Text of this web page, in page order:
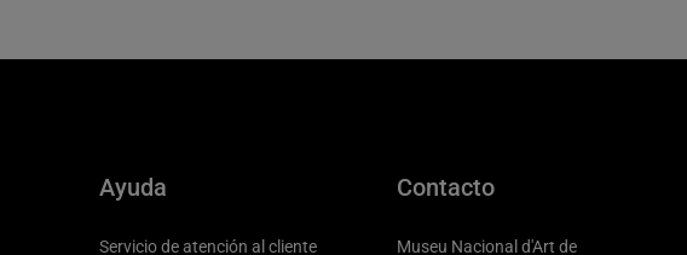
Ayuda
Servicio de atención al cliente
Contacto
Museu Nacional d'Art de